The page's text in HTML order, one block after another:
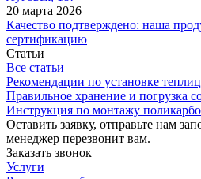
20 марта 2026
Качество подтверждено: наша
сертификацию
Статьи
Все статьи
Рекомендации по установке
Правильное хранение и погрузка
Инструкция по монтажу
Оставить заявку, отправьте нам
менеджер перезвонит вам.
Заказать звонок
Услуги